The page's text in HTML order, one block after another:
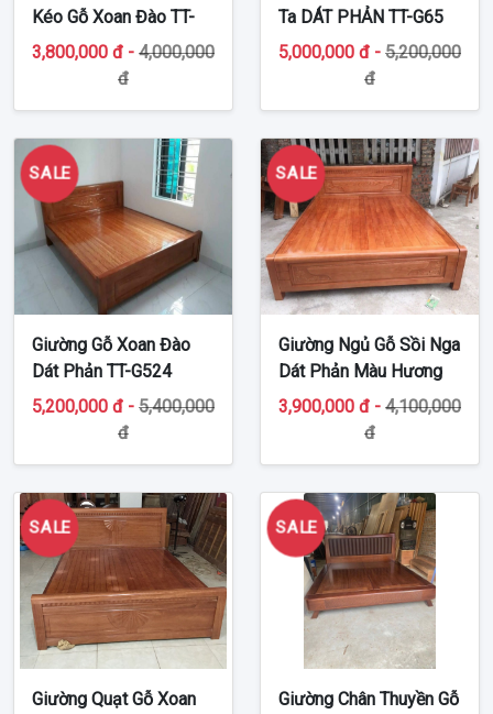
Kéo Gỗ Xoan Đào TT-
G463
3,800,000 đ - 4,000,000
đ
Ta DÁT PHẢN TT-G65
5,000,000 đ - 5,200,000
đ
SALE
Giường Gỗ Xoan Đào
Dát Phản TT-G524
5,200,000 đ - 5,400,000
đ
SALE
Giường Ngủ Gỗ Sồi Nga
Dát Phản Màu Hương
TT-G09
3,900,000 đ - 4,100,000
đ
SALE
Giường Quạt Gỗ Xoan
SALE
Giường Chân Thuyền Gỗ